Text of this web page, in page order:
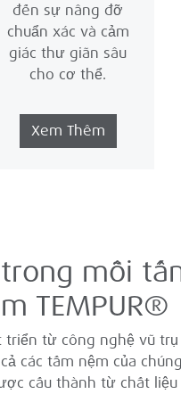
đến sự nâng đỡ
chuẩn xác và cảm
giác thư giãn sâu
cho cơ thể.
Xem Thêm
mỗi
TEMPUR®
từ công nghệ vũ trụ
các tấm nệm của
cấu thành từ chất liệu